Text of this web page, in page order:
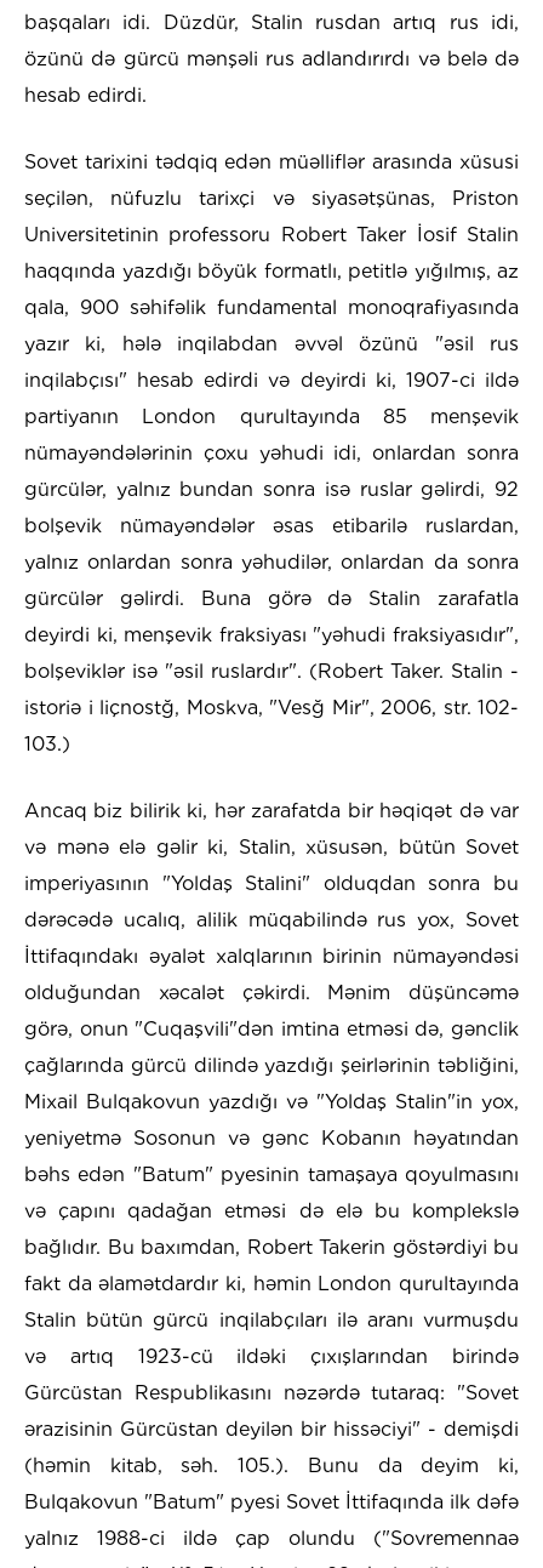
başqaları idi. Düzdür, Stalin rusdan artıq rus idi,
özünü də gürcü mənşəli rus adlandırırdı və belə də
hesab edirdi.
Sovet tarixini tədqiq edən müəlliflər arasında xüsusi
seçilən, nüfuzlu tarixçi və siyasətşünas, Priston
Universitetinin professoru Robert Taker İosif Stalin
haqqında yazdığı böyük formatlı, petitlə yığılmış, az
qala, 900 səhifəlik fundamental monoqrafiyasında
yazır ki, hələ inqilabdan əvvəl özünü "əsil rus
inqilabçısı" hesab edirdi və deyirdi ki, 1907-ci ildə
partiyanın London qurultayında 85 menşevik
nümayəndələrinin çoxu yəhudi idi, onlardan sonra
gürcülər, yalnız bundan sonra isə ruslar gəlirdi, 92
bolşevik nümayəndələr əsas etibarilə ruslardan,
yalnız onlardan sonra yəhudilər, onlardan da sonra
gürcülər gəlirdi. Buna görə də Stalin zarafatla
deyirdi ki, menşevik fraksiyası "yəhudi fraksiyasıdır",
bolşeviklər isə "əsil ruslardır". (Robert Taker. Stalin -
istoriə i liçnostğ, Moskva, "Vesğ Mir", 2006, str. 102-
103.)
Ancaq biz bilirik ki, hər zarafatda bir həqiqət də var
və mənə elə gəlir ki, Stalin, xüsusən, bütün Sovet
imperiyasının "Yoldaş Stalini" olduqdan sonra bu
dərəcədə ucalıq, alilik müqabilində rus yox, Sovet
İttifaqındakı əyalət xalqlarının birinin nümayəndəsi
olduğundan xəcalət çəkirdi. Mənim düşüncəmə
görə, onun "Cuqaşvili"dən imtina etməsi də, gənclik
çağlarında gürcü dilində yazdığı şeirlərinin təbliğini,
Mixail Bulqakovun yazdığı və "Yoldaş Stalin"in yox,
yeniyetmə Sosonun və gənc Kobanın həyatından
bəhs edən "Batum" pyesinin tamaşaya qoyulmasını
və çapını qadağan etməsi də elə bu komplekslə
bağlıdır. Bu baxımdan, Robert Takerin göstərdiyi bu
fakt da əlamətdardır ki, həmin London qurultayında
Stalin bütün gürcü inqilabçıları ilə aranı vurmuşdu
və artıq 1923-cü ildəki çıxışlarından birində
Gürcüstan Respublikasını nəzərdə tutaraq: "Sovet
ərazisinin Gürcüstan deyilən bir hissəciyi" - demişdi
(həmin kitab, səh. 105.). Bunu da deyim ki,
Bulqakovun "Batum" pyesi Sovet İttifaqında ilk dəfə
yalnız 1988-ci ildə çap olundu ("Sovremennaə